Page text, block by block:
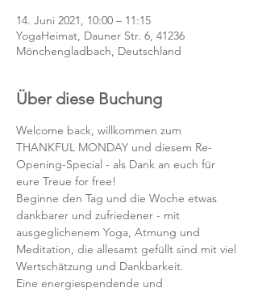
14. Juni 2021, 10:00 – 11:15
YogaHeimat, Dauner Str. 6, 41236
Mönchengladbach, Deutschland
Über diese Buchung
Welcome back, willkommen zum
THANKFUL MONDAY und diesem Re-
Opening-Special - als Dank an euch für
eure Treue for free!
Beginne den Tag und die Woche etwas
dankbarer und zufriedener - mit
ausgeglichenem Yoga, Atmung und
Meditation, die allesamt gefüllt sind mit viel
Wertschätzung und Dankbarkeit.
Eine energiespendende und